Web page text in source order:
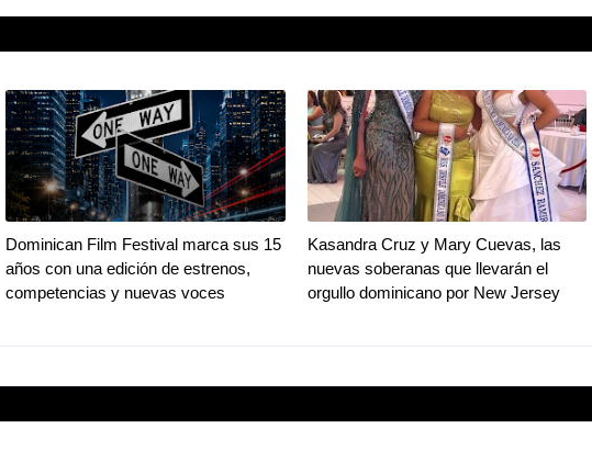
Dominican Film Festival marca sus 15
años con una edición de estrenos,
competencias y nuevas voces
Kasandra Cruz y Mary Cuevas, las
nuevas soberanas que llevarán el
orgullo dominicano por New Jersey